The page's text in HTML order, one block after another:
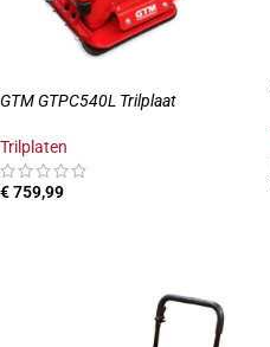
GTM GTPC540L Trilplaat
Trilplaten
€759,99